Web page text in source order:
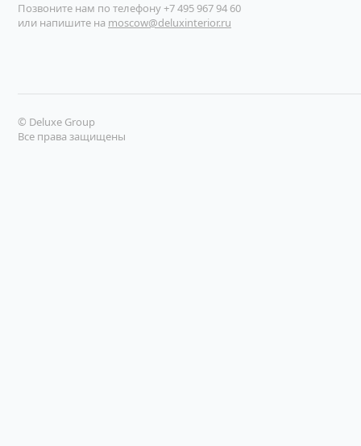
Позвоните нам по телефону+7 495 967 94 60
или напишите на moscow@deluxinterior.ru
© Deluxe Group
Все права защищены